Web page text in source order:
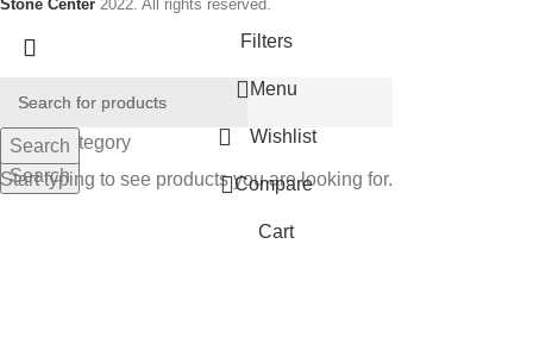
Stone Center 2022. All rights reserved.
Select category
Search
Search
Start typing to see products you are looking for.
Filters
Menu
Wishlist
Compare
Cart